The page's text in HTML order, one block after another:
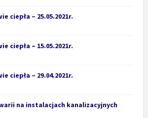
ciepła – 25.05.2021r.
ciepła – 15.05.2021r.
ciepła – 29.04.2021r.
na instalacjach kanalizacyjnych